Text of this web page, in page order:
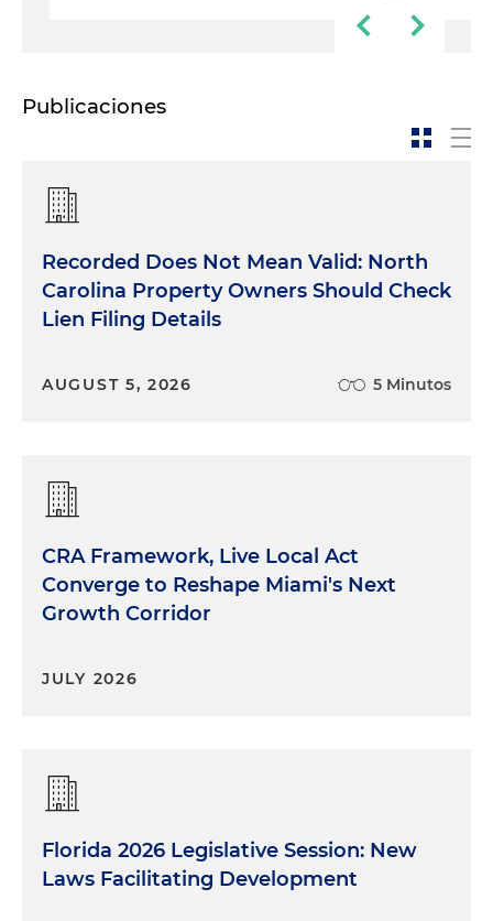
Publicaciones
Recorded Does Not Mean Valid: North
Carolina Property Owners Should Check
Lien Filing Details
AUGUST 5, 2026 5 Minutos
CRA Framework, Live Local Act
Converge to Reshape Miami's Next
Growth Corridor
JULY 2026
Florida 2026 Legislative Session: New
Laws Facilitating Development